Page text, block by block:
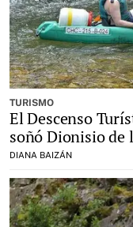
TURISMO
El Descenso
soñó Dionisio de
DIANA BAIZÁN